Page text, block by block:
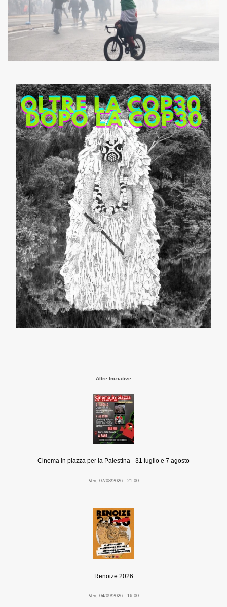
Altre Iniziative
Cinema in piazza per la Palestina - 31 luglio e 7 agosto
Ven, 07/08/2026 - 21:00
Renoize 2026
Ven, 04/09/2026 - 16:00